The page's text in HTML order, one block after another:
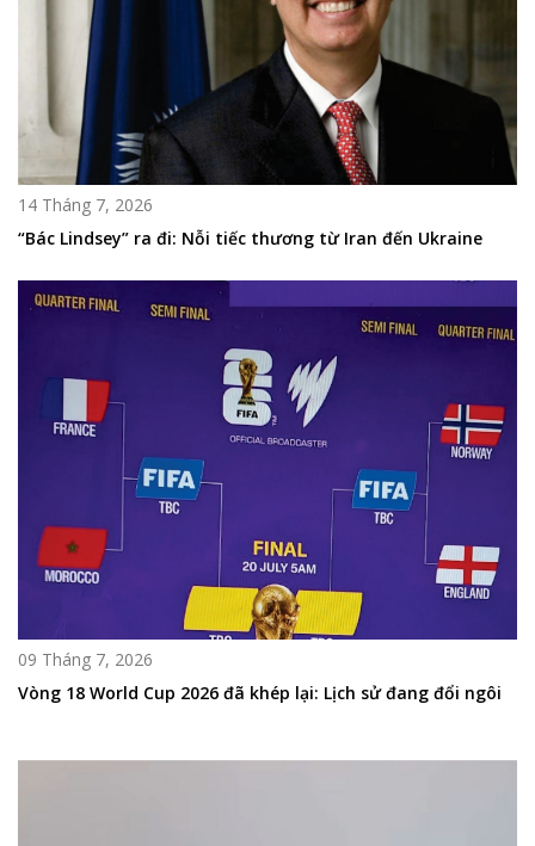
14 Tháng 7, 2026
“Bác Lindsey” ra đi: Nỗi tiếc thương từ Iran đến Ukraine
09 Tháng 7, 2026
Vòng 18 World Cup 2026 đã khép lại: Lịch sử đang đổi ngôi